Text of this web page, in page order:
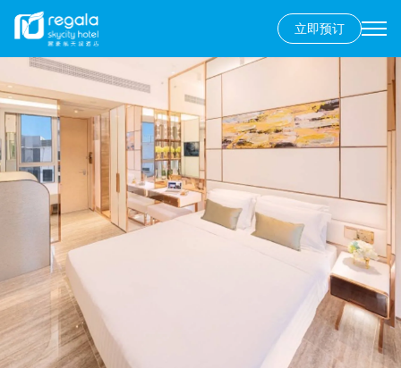
转
到
主
要
内
立即预订
Secondary
menu
香港岛
富豪香港酒店
九龙